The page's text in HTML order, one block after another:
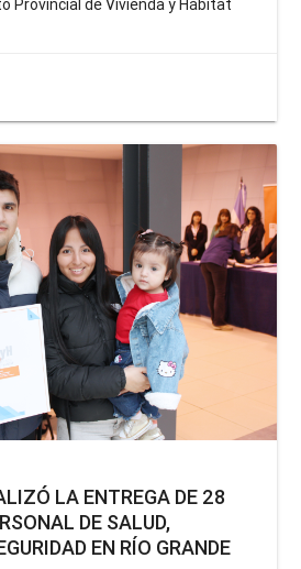
Provincial de Vivienda y Hábitat
LA ENTREGA DE 28
DE SALUD,
EN RÍO GRANDE